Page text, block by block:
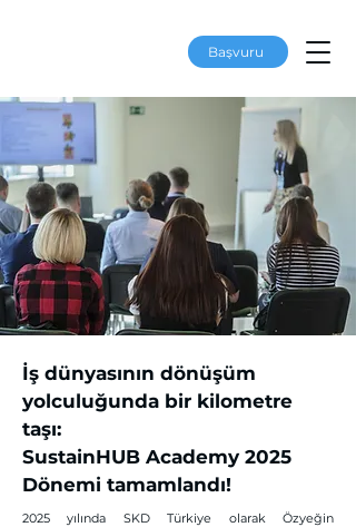
Başvuru
İş dünyasının dönüşüm
yolculuğunda bir kilometre
taşı:
SustainHUB Academy 2025
Dönemi tamamlandı!
2025 yılında SKD Türkiye olarak Özyeğin